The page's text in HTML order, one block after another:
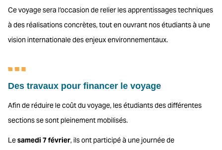
Ce voyage sera l’occasion de relier les apprentissages techniques
à des réalisations concrètes, tout en ouvrant nos étudiants à une
vision internationale des enjeux environnementaux.
Des travaux pour financer le voyage
Afin de réduire le coût du voyage, les étudiants des différentes
sections se sont pleinement mobilisés.
Lesamedi 7 février, ils ont participé à une journée de